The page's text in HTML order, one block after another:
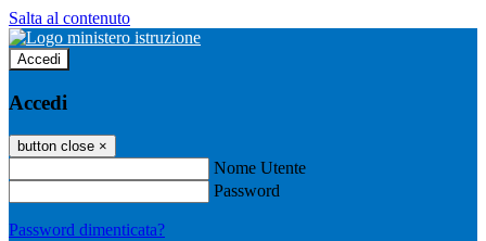
Salta al contenuto
Accedi
Accedi
button close ×
Nome Utente
Password
Password dimenticata?